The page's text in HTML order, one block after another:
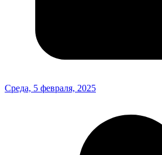
Среда, 5 февраля, 2025